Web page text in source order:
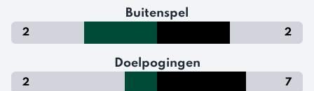
Buitenspel
2 2
Doelpogingen
2 7